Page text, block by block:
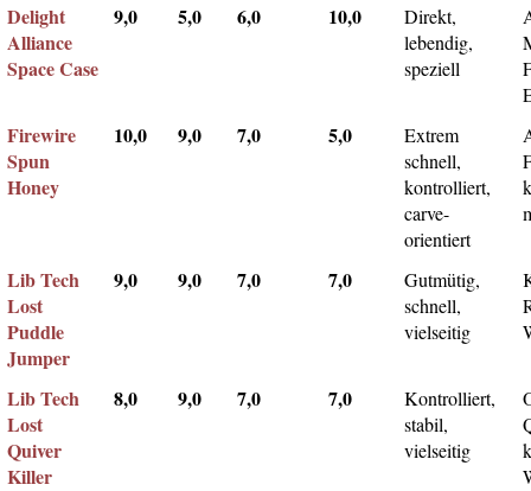
Delight
Alliance
Space Case
9,0 5,0 6,0 10,0
Direkt,
lebendig,
speziell
Firewire
Spun
Honey
10,0 9,0 7,0 5,0
Extrem
schnell,
kontrolliert,
carve-
orientiert
Lib Tech
Lost
Puddle
Jumper
9,0 9,0 7,0 7,0
Gutmütig,
schnell,
vielseitig
Lib Tech
Lost
Quiver
Killer
8,0 9,0 7,0 7,0
Kontrolliert,
stabil,
vielseitig